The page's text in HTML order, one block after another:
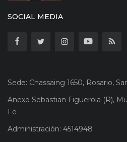
SOCIAL MEDIA
Sede: Chassaing 1650, Rosario,
Anexo Sebastian Figuerola (R),
Fe
Administración: 4514948